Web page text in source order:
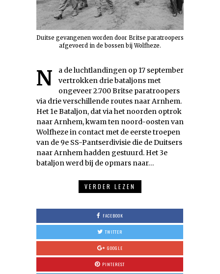
Duitse gevangenen worden door Britse paratroopers
afgevoerd in de bossen bij Wolfheze.
Na de luchtlandingen op 17 september
vertrokken drie bataljons met
ongeveer 2.700 Britse paratroopers
via drie verschillende routes naar Arnhem.
Het 1e Bataljon, dat via het noorden optrok
naar Arnhem, kwam ten noord-oosten van
Wolfheze in contact met de eerste troepen
van de 9e SS-Pantserdivisie die de Duitsers
naar Arnhem hadden gestuurd. Het 3e
bataljon werd bij de opmars naar…
VERDER LEZEN
FACEBOOK
TWITTER
GOOGLE
PINTEREST